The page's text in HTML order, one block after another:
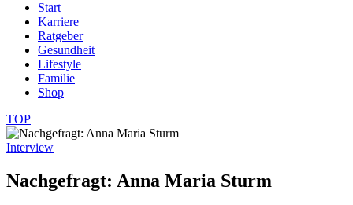
Start
Karriere
Ratgeber
Gesundheit
Lifestyle
Familie
Shop
TOP
Interview
Nachgefragt: Anna Maria Sturm